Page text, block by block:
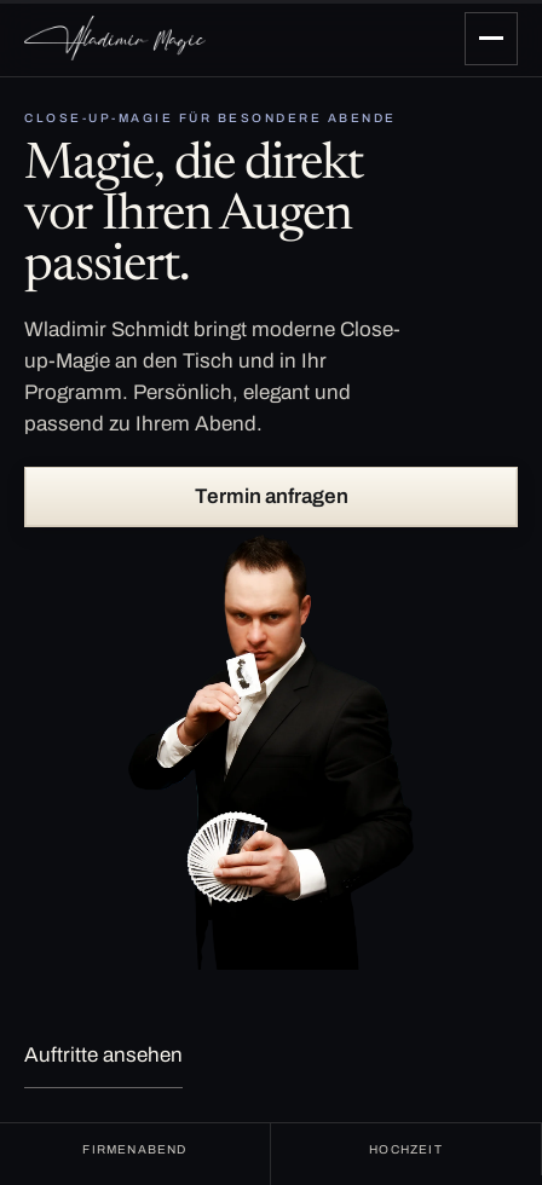
CLOSE-UP-MAGIE FÜR BESONDERE ABENDE
Magie, die direkt
vor Ihren Augen
passiert.
Wladimir Schmidt bringt moderne Close-
up-Magie an den Tisch und in Ihr
Programm. Persönlich, elegant und
passend zu Ihrem Abend.
Termin anfragen
Auftritte ansehen
FIRMENABEND HOCHZEIT